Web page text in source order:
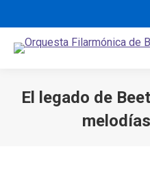
El legado de